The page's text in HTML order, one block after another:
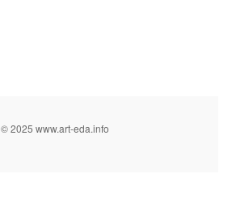
© 2025 www.art-eda.info